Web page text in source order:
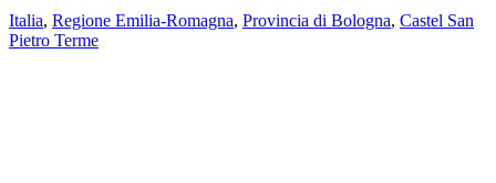
Italia, Regione Emilia-Romagna, Provincia di Bologna, Castel San
Pietro Terme